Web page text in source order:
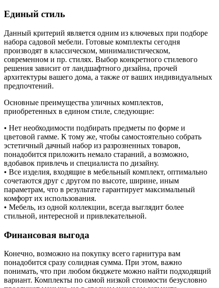
Единый стиль
Данный критерий является одним из ключевых при подборе
набора садовой мебели. Готовые комплекты сегодня
производят в классическом, минималистическом,
современном и пр. стилях. Выбор конкретного стилевого
решения зависит от ландшафтного дизайна, прочей
архитектуры вашего дома, а также от ваших индивидуальных
предпочтений.
Основные преимущества уличных комплектов,
приобретенных в едином стиле, следующие:
• Нет необходимости подбирать предметы по форме и
цветовой гамме. К тому же, чтобы самостоятельно собрать
эстетичный дачный набор из разрозненных товаров,
понадобится приложить немало стараний, а возможно,
вдобавок привлечь и специалиста по дизайну.
• Все изделия, входящие в мебельный комплект, оптимально
сочетаются друг с другом по высоте, ширине, иным
параметрам, что в результате гарантирует максимальный
комфорт их использования.
• Мебель, из одной коллекции, всегда выглядит более
стильной, интересной и привлекательной.
Финансовая выгода
Конечно, возможно на покупку всего гарнитура вам
понадобится сразу солидная сумма. При этом, важно
понимать, что при любом бюджете можно найти подходящий
вариант. Комплекты по самой низкой стоимости безусловно